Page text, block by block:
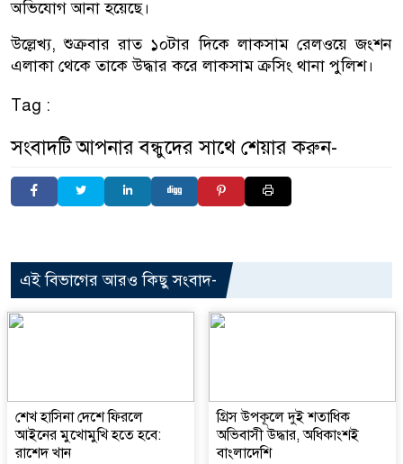
অভিযোগ আনা হয়েছে।
উল্লেখ্য, শুক্রবার রাত ১০টার দিকে লাকসাম রেলওয়ে জংশন
এলাকা থেকে তাকে উদ্ধার করে লাকসাম ক্রসিং থানা পুলিশ।
Tag :
সংবাদটি আপনার বন্ধুদের সাথে শেয়ার করুন-
এই বিভাগের আরও কিছু সংবাদ-
শেখ হাসিনা দেশে ফিরলে
আইনের মুখোমুখি হতে হবে:
রাশেদ খান
গ্রিস উপকূলে দুই শতাধিক
অভিবাসী উদ্ধার, অধিকাংশই
বাংলাদেশি